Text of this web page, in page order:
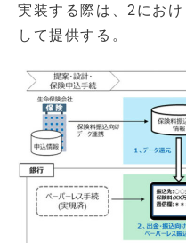
実装する際は、2にお
して提供する。